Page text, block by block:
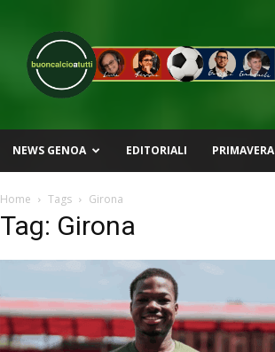
Buon
Calcio
a
Tutti
NEWS GENOA EDITORIALI PRIMAVERA
Home Tags Girona
Tag: Girona